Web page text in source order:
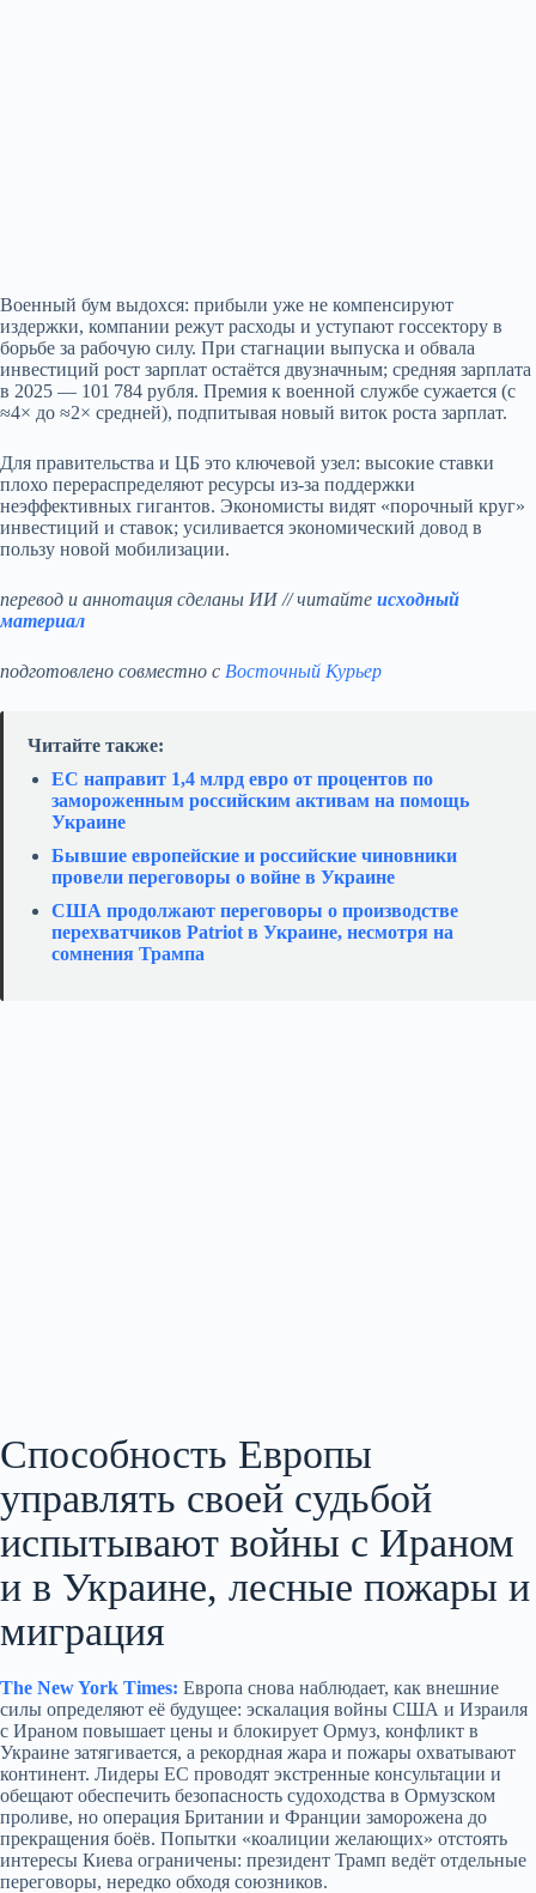
Военный бум выдохся: прибыли уже не компенсируют
издержки, компании режут расходы и уступают госсектору в
борьбе за рабочую силу. При стагнации выпуска и обвала
инвестиций рост зарплат остаётся двузначным; средняя зарплата
в 2025 — 101 784 рубля. Премия к военной службе сужается (с
≈4× до ≈2× средней), подпитывая новый виток роста зарплат.
Для правительства и ЦБ это ключевой узел: высокие ставки
плохо перераспределяют ресурсы из‑за поддержки
неэффективных гигантов. Экономисты видят «порочный круг»
инвестиций и ставок; усиливается экономический довод в
пользу новой мобилизации.
перевод и аннотация сделаны ИИ // читайте исходный
материал
подготовлено совместно с Восточный Курьер
Читайте также:
ЕС направит 1,4 млрд евро от процентов по
замороженным российским активам на помощь
Украине
Бывшие европейские и российские чиновники
провели переговоры о войне в Украине
США продолжают переговоры о производстве
перехватчиков Patriot в Украине, несмотря на
сомнения Трампа
Способность Европы
управлять своей судьбой
испытывают войны с Ираном
и в Украине, лесные пожары и
миграция
The New York Times: Европа снова наблюдает, как внешние
силы определяют её будущее: эскалация войны США и Израиля
с Ираном повышает цены и блокирует Ормуз, конфликт в
Украине затягивается, а рекордная жара и пожары охватывают
континент. Лидеры ЕС проводят экстренные консультации и
обещают обеспечить безопасность судоходства в Ормузском
проливе, но операция Британии и Франции заморожена до
прекращения боёв. Попытки «коалиции желающих» отстоять
интересы Киева ограничены: президент Трамп ведёт отдельные
переговоры, нередко обходя союзников.